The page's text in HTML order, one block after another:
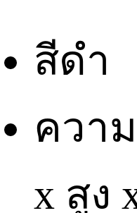
สีดำ
ควา
x สูง